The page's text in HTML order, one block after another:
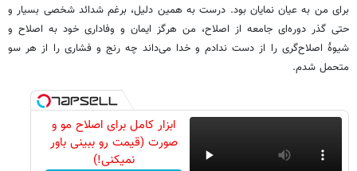
برای من به عیان نمایان بود. درست به همین دلیل، برغم شدائد شخصی بسیار و
حتی گذر دوره‌ای جامعه از اصلاح، من هرگز ایمان و وفاداری خود به اصلاح و
شیوهٔ اصلاح‌گری را از دست ندادم و خدا می‌داند چه رنج و فشاری را از هر سو
متحمل شدم.
ابزار کامل برای اصلاح مو و
صورت (قیمت رو ببینی باور
نمیکنی!)